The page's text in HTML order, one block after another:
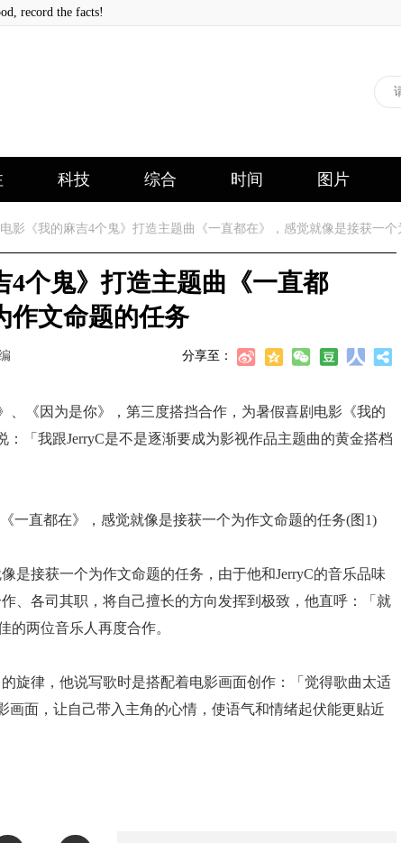
record the facts!
科技 综合 时间 图片
影《我的麻吉4个鬼》打造主题曲《一直都在》，感觉就像是接获一
个鬼》打造主题曲《一直都
作文命题的任务
分享至：
《因为是你》，第三度搭挡合作，为暑假喜剧电影《我的
「我跟JerryC是不是逐渐要成为影视作品主题曲的黄金搭档
接获一个为作文命题的任务，由于他和JerryC的音乐品味
、各司其职，将自己擅长的方向发挥到极致，他直呼：「就
的两位音乐人再度合作。
律，他说写歌时是搭配着电影画面创作：「觉得歌曲太适
面，让自己带入主角的心情，使语气和情绪起伏能更贴近